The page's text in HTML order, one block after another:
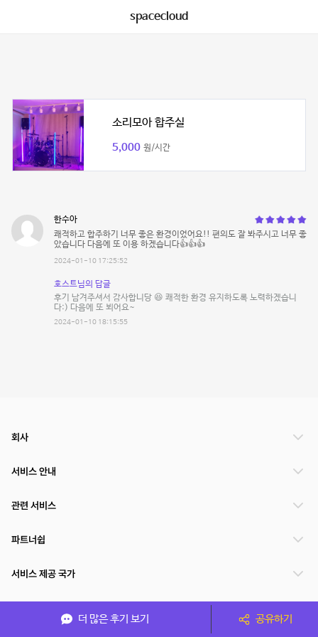
spacecloud
소리모아 합주실
5,000 원/시간
한수아
쾌적하고 합주하기 너무 좋은 환경이었어요!! 편의도 잘 봐주시고 너무 좋
았습니다 다음에 또 이용 하겠습니다👍👍👍
2024-01-10 17:25:52
호스트님의 답글
후기 남겨주셔서 감사합니당 😆 쾌적한 환경 유지하도록 노력하겠습니
다:) 다음에 또 뵈어요~
2024-01-10 18:15:55
더 많은 후기 보기 공유하기
회사
서비스 안내
관련 서비스
파트너쉽
서비스 제공 국가
(주)NSPACE 사업자정보